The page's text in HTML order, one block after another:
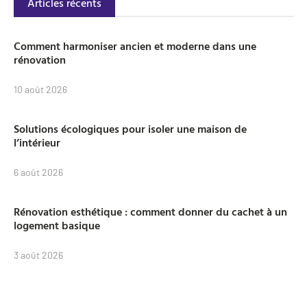
Comment harmoniser ancien et moderne dans une
rénovation
10 août 2026
Solutions écologiques pour isoler une maison de
l’intérieur
6 août 2026
Rénovation esthétique : comment donner du cachet à un
logement basique
3 août 2026